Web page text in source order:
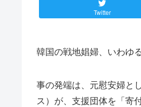
Twitter
韓国の戦地娼婦、いわゆ
事の発端は、元慰安婦と
ス）が、支援団体を「寄